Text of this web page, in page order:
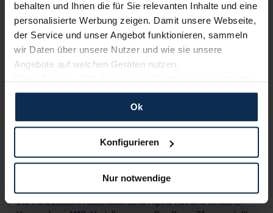
behalten und Ihnen die für Sie relevanten Inhalte und eine
personalisierte Werbung zeigen. Damit unsere Webseite,
der Service und unser Angebot funktionieren, sammeln
wir Daten über unsere Nutzer und wie sie unsere
Angebote auf welchen Geräten nutzen.
und erlauben uns Cookies für unseren Service zu
verwenden und diese Daten an Dritte weiterzugeben,
etwa an unsere Marketingpartner. Falls Sie dem nicht
zustimmen möchten, beschränken wir uns auf die
dann nicht auf Sie zuschneiden und Sie somit nicht
perfekt auf dem Weg zu Ihrem Neuwagen unterstützen.
Sie können die Einstellungen jederzeit anpassen oder
widerrufen.
Ok
Konfigurieren
Nur notwendige
Nachrichten
Alpine A110 San Remo 73: Sonderedition
erinnert an Rennsporterfolge
Die französische Automobilmarke Alpine hat eine limitierte